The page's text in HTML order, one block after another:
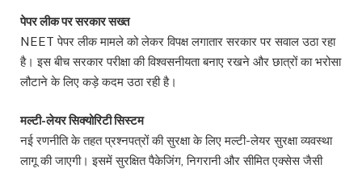
पेपर लीक पर सरकार सख्त
NEET पेपर लीक मामले को लेकर विपक्ष लगातार सरकार पर सवाल उठा रहा
है। इस बीच सरकार परीक्षा की विश्वसनीयता बनाए रखने और छात्रों का भरोसा
लौटाने के लिए कड़े कदम उठा रही है।
मल्टी-लेयर सिक्योरिटी सिस्टम
नई रणनीति के तहत प्रश्नपत्रों की सुरक्षा के लिए मल्टी-लेयर सुरक्षा व्यवस्था
लागू की जाएगी। इसमें सुरक्षित पैकेजिंग, निगरानी और सीमित एक्सेस जैसी